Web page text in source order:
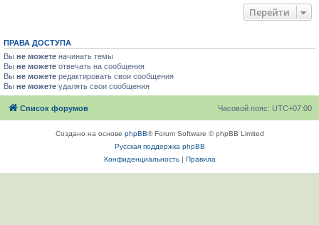
Перейти
ПРАВА ДОСТУПА
Вы не можете начинать темы
Вы не можете отвечать на сообщения
Вы не можете редактировать свои сообщения
Вы не можете удалять свои сообщения
Список форумов Часовой пояс: UTC+07:00
Создано на основе phpBB® Forum Software © phpBB Limited
Русская поддержка phpBB
Конфиденциальность| Правила